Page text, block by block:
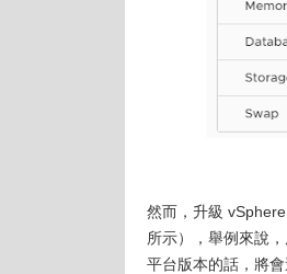
然而，升級
所示），舉例來說
平台版本的話，將